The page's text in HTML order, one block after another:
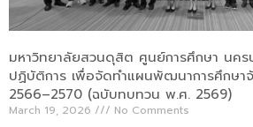
มหาวิทยาลัยสวนดุสิต ศูนย์การศึกษา นคร
ปฏิบัติการ เพื่อจัดทำแผนพัฒนาการศึกษา
2566–2570 (ฉบับทบทวน พ.ศ. 2569)
March 19, 2026
No Comments